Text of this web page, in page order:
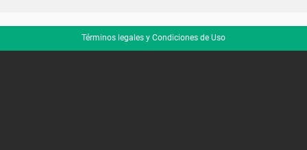
Términos legales y Condiciones de Uso